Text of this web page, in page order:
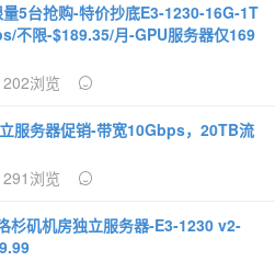
5台抢购-特价抄底E3-1230-16G-1T
不限-$189.35/月-GPU服务器仅169
202浏览
服务器促销-带宽10Gbps，20TB流
291浏览
矶机房独立服务器-E3-1230 v2-